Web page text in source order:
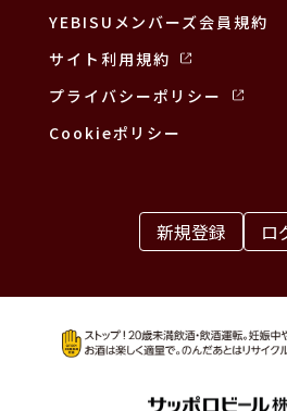
YEBISUメンバーズ会員規約
サイト利用規約
プライバシーポリシー
Cookieポリシー
新規登録 ロ